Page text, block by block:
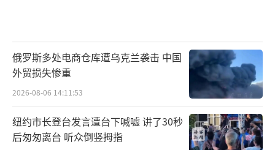
俄罗斯多处电商仓库遭乌克兰袭击 中国
外贸损失惨重
2026-08-06 14:11:53
纽约市长登台发言遭台下喊嘘 讲了30秒
后匆匆离台 听众倒竖拇指